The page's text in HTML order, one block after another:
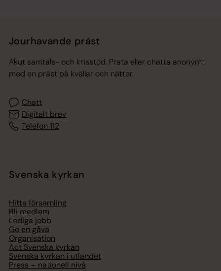
Jourhavande präst
Akut samtals- och krisstöd. Prata eller chatta anonymt
med en präst på kvällar och nätter.
Chatt
Digitalt brev
Telefon 112
Svenska kyrkan
Hitta församling
Bli medlem
Lediga jobb
Ge en gåva
Organisation
Act Svenska kyrkan
Svenska kyrkan i utlandet
Press – nationell nivå